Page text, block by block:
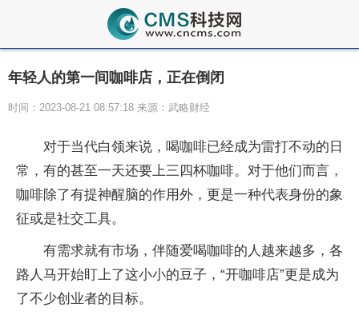
年轻人的第一间咖啡店，正在倒闭
时间：2023-08-21 08:57:18 来源：武略财经
对于当代白领来说，喝咖啡已经成为雷打不动的日
常，有的甚至一天还要上三四杯咖啡。对于他们而言，
咖啡除了有提神醒脑的作用外，更是一种代表身份的象
征或是社交工具。
有需求就有市场，伴随爱喝咖啡的人越来越多，各
路人马开始盯上了这小小的豆子，“开咖啡店”更是成为
了不少创业者的目标。